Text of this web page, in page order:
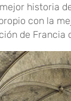
historia
con la
de Francia